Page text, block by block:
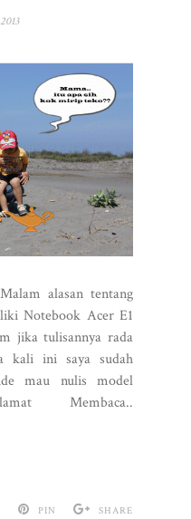
alasan tentang
Notebook Acer E1
jika tulisannya rada
kali ini saya sudah
mau nulis model
Membaca..
PIN SHARE